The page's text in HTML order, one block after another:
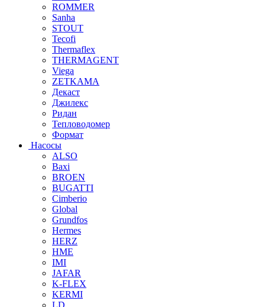
ROMMER
Sanha
STOUT
Tecofi
Thermaflex
THERMAGENT
Viega
ZETKAMA
Декаст
Джилекс
Ридан
Тепловодомер
Формат
Насосы
ALSO
Baxi
BROEN
BUGATTI
Cimberio
Global
Grundfos
Hermes
HERZ
HME
IMI
JAFAR
K-FLEX
KERMI
LD